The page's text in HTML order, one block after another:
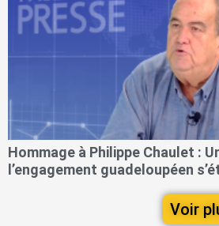
Hommage à Philippe Chaulet :
l’engagement guadeloupéen
Voir